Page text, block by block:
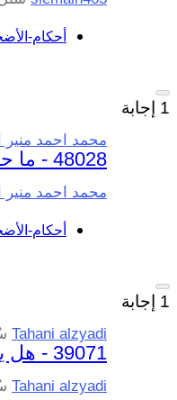
أحكام-
1 إجابة
محمد احمد منير
48028 - ما حكم ذبح الأضحية في يوم 7-6 ذو الحجة ؟
محمد احمد منير
أحكام-
1 إجابة
Tahani alzyadi
39071 - هل يجوز الاشتراك على ذبح الأضحية ؟
Tahani alzyadi